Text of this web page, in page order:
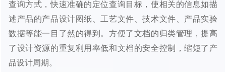
查询方式，快速准确的定位查询目标，使相关的信息如描
述产品的产品设计图纸、工艺文件、技术文件、产品实验
数据等能一目了然的得到。方便了文档的归类管理，提高
了设计资源的重复利用率低和文档的安全控制，缩短了产
品设计周期。